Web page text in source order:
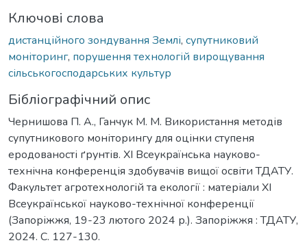
Ключові слова
дистанційного зондування Землі, супутниковий
моніторинг, порушення технологій вирощування
сільськогосподарських культур
Бібліографічний опис
Чернишова П. А., Ганчук М. М. Використання методів
супутникового моніторингу для оцінки ступеня
еродованості ґрунтів. ХІ Всеукраїнська науково-
технічна конференція здобувачів вищої освіти ТДАТУ.
Факультет агротехнологій та екології : матеріали ХІ
Всеукраїнської науково-технічної конференції
(Запоріжжя, 19-23 лютого 2024 р.). Запоріжжя : ТДАТУ,
2024. С. 127-130.